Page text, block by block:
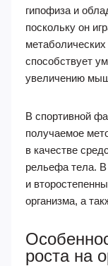
гипофиза и
поскольку он
способствует
увеличению
В спортивной
получаемое
в качестве
рельефа тела.
и
организма, а
роста на